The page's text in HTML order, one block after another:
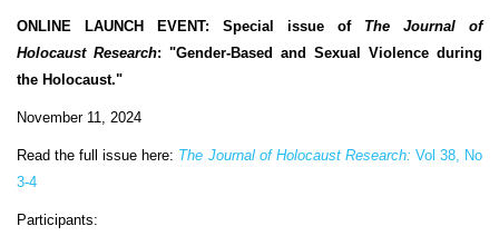
ONLINE LAUNCH EVENT: Special issue of The Journal of
Holocaust Research: "Gender-Based and Sexual Violence during
the Holocaust."
November 11, 2024
Read the full issue here: The Journal of Holocaust Research: Vol 38, No
3-4
Participants: